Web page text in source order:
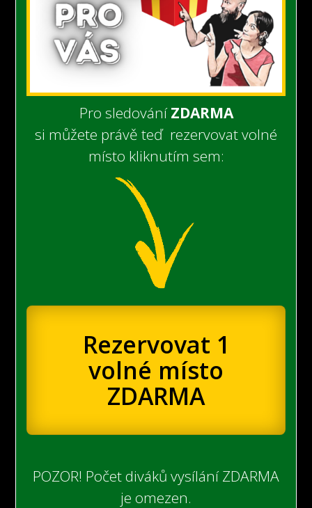
Pro sledováníZDARMA
si můžete právě teď rezervovat volné
místo kliknutím sem:
Rezervovat 1
volné místo
ZDARMA
POZOR! Počet diváků vysílání ZDARMA
je omezen.